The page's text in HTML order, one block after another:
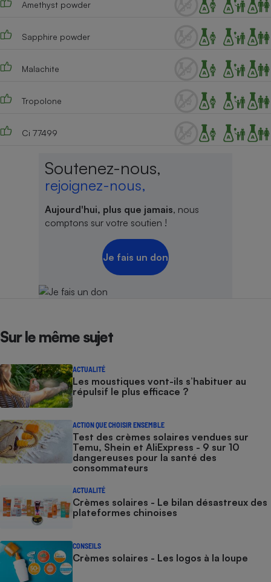
Amethyst powder
Sapphire powder
Malachite
Tropolone
Ci 77499
Soutenez-nous,
rejoignez-nous,
Aujourd'hui, plus que jamais, nous
comptons sur votre soutien !
Je fais un don
Sur le même sujet
ACTUALITÉ
Les moustiques vont-ils s’habituer au
répulsif le plus efficace ?
ACTION QUE CHOISIR ENSEMBLE
Test des crèmes solaires vendues sur
Temu, Shein et AliExpress - 9 sur 10
dangereuses pour la santé des
consommateurs
ACTUALITÉ
Crèmes solaires - Le bilan désastreux des
plateformes chinoises
CONSEILS
Crèmes solaires - Les logos à la loupe